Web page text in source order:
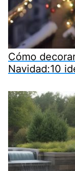
Cómo
Navidad:10